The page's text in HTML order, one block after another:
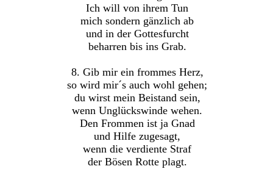
Ich will von ihrem Tun
mich sondern gänzlich ab
und in der Gottesfurcht
beharren bis ins Grab.
8. Gib mir ein frommes Herz,
so wird mir´s auch wohl gehen;
du wirst mein Beistand sein,
wenn Unglückswinde wehen.
Den Frommen ist ja Gnad
und Hilfe zugesagt,
wenn die verdiente Straf
der Bösen Rotte plagt.